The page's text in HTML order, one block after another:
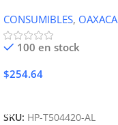
CONSUMIBLES, OAXACA
100 en stock
$254.64
SKU: HP-T504420-AL